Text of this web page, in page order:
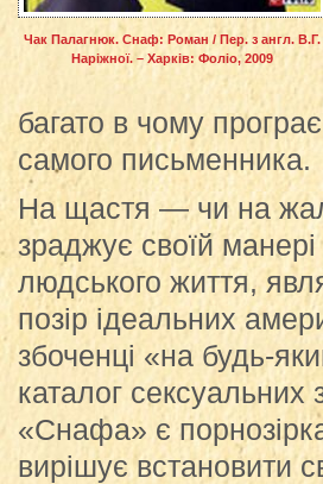
Чак Палагнюк. Снаф: Роман / Пер. з англ. В.Г.
Наріжної. – Харків: Фоліо, 2009
багато в чому
самого письменника.
На щастя — чи на
зраджує своїй
людського життя,
позір ідеальних
збоченці «на будь-
каталог
«Снафа» є
вирішує встановити